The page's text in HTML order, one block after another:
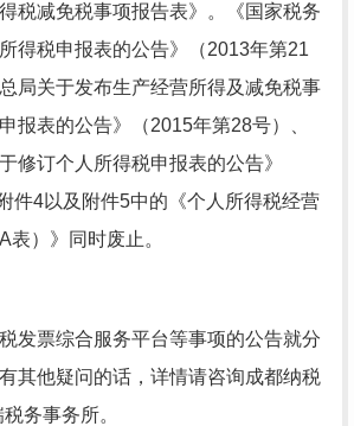
税减免税事项报告表》。《国家税务
得税申报表的公告》（2013年第21
局关于发布生产经营所得及减免税事
报表的公告》（2015年第28号）、
修订个人所得税申报表的公告》
件4以及附件5中的《个人所得税经营
表）》同时废止。
发票综合服务平台等事项的公告就分
其他疑问的话，详情请咨询成都纳税
务事务所。